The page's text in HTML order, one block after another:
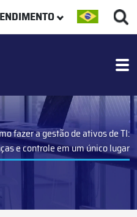
fazer a gestão de ativos de TI:
e controle em um único lugar